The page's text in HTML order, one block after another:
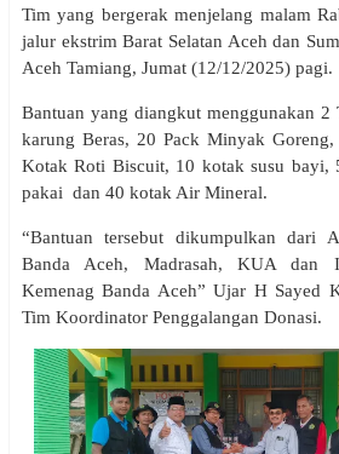
Tim yang bergerak menjelang malam
jalur ekstrim Barat Selatan Aceh dan
Aceh Tamiang, Jumat (12/12/2025) pagi.
Bantuan yang diangkut menggunakan
karung Beras, 20 Pack Minyak
Kotak Roti Biscuit, 10 kotak susu bayi,
pakai dan 40 kotak Air Mineral.
“Bantuan tersebut dikumpulkan dari
Banda Aceh, Madrasah, KUA dan
Kemenag Banda Aceh” Ujar H Sayed
Tim Koordinator Penggalangan Donasi.